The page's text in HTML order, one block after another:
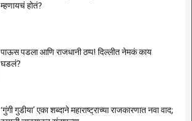
म्हणायचं होतं?
पाऊस पडला आणि राजधानी ठप्प! दिल्लीत नेमकं काय
घडलं?
‘गुंगी गुडीया’ एका शब्दाने महाराष्ट्राच्या राजकारणात नवा वाद;